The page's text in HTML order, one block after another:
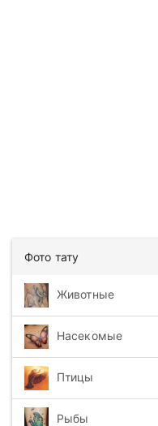
Фото тату
Животные
Насекомые
Птицы
Рыбы